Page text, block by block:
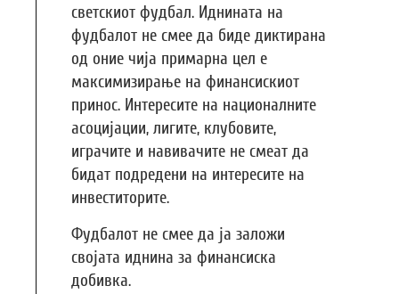
светскиот фудбал. Иднината на
фудбалот не смее да биде диктирана
од оние чија примарна цел е
максимизирање на финансискиот
принос. Интересите на националните
асоцијации, лигите, клубовите,
играчите и навивачите не смеат да
бидат подредени на интересите на
инвеститорите.
Фудбалот не смее да ја заложи
својата иднина за финансиска
добивка.